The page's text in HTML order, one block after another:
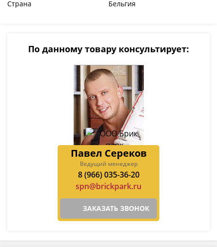
Страна Бельгия
По данному товару консультирует:
Павел Сереков
Ведущий менеджер
8 (966) 035-36-20
spn@brickpark.ru
ЗАКАЗАТЬ ЗВОНОК